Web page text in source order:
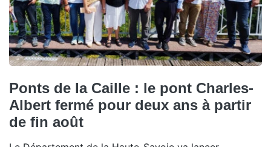
Ponts de la Caille : le pont Charles-
Albert fermé pour deux ans à partir
de fin août